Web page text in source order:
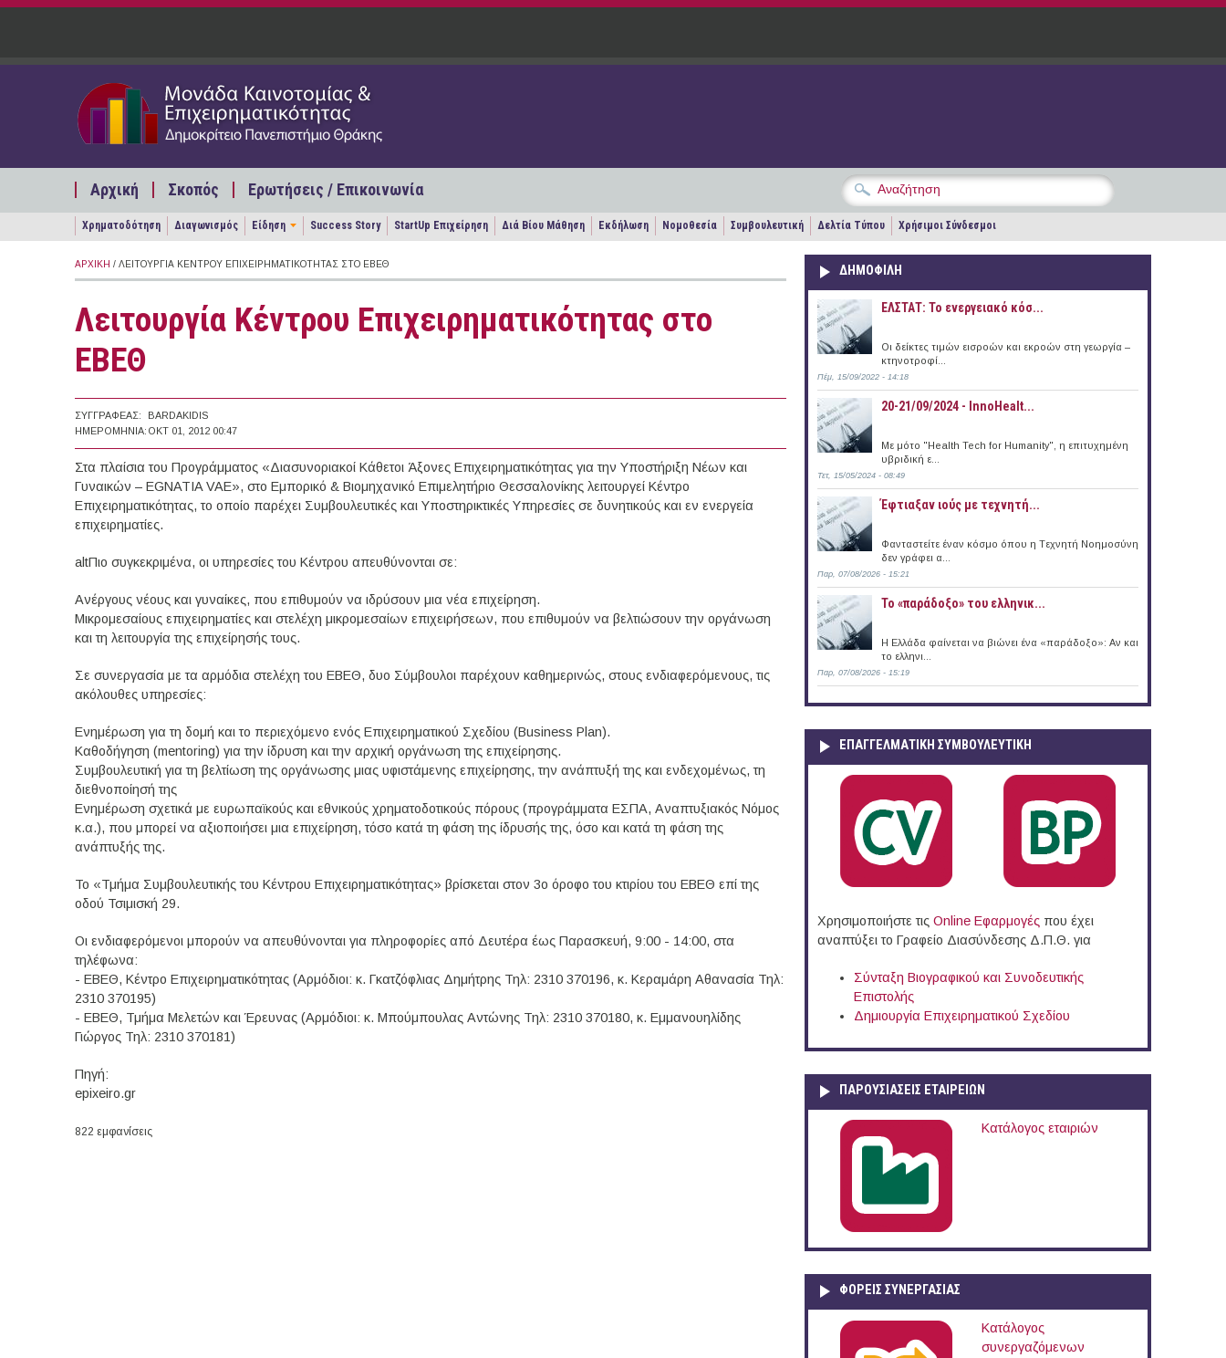
Παράκαμψη προς το κυρίως περιεχόμενο
Αρχική Σκοπός Ερωτήσεις / Επικοινωνία
Χρηματοδότηση Διαγωνισμός Είδηση Success Story StartUp Επιχείρηση Διά Βίου Μάθηση Εκδήλωση Νομοθεσία Συμβουλευτική Δελτία Τύπου Χρήσιμοι Σύνδεσμοι
ΑΡΧΙΚΉ / ΛΕΙΤΟΥΡΓΊΑ ΚΈΝΤΡΟΥ ΕΠΙΧΕΙΡΗΜΑΤΙΚΌΤΗΤΑΣ ΣΤΟ ΕΒΕΘ
Λειτουργία Κέντρου Επιχειρηματικότητας στο
ΕΒΕΘ
ΣΥΓΓΡΑΦΈΑΣ:
BARDAKIDIS
ΗΜΕΡΟΜΗΝΊΑ: ΟΚΤ 01, 2012 00:47
Στα πλαίσια του Προγράμματος «Διασυνοριακοί Κάθετοι Άξονες Επιχειρηματικότητας για την Υποστήριξη Νέων και
Γυναικών – EGNATIA VAE», στο Εμπορικό & Βιομηχανικό Επιμελητήριο Θεσσαλονίκης λειτουργεί Κέντρο
Επιχειρηματικότητας, το οποίο παρέχει Συμβουλευτικές και Υποστηρικτικές Υπηρεσίες σε δυνητικούς και εν ενεργεία
επιχειρηματίες.
altΠιο συγκεκριμένα, οι υπηρεσίες του Κέντρου απευθύνονται σε:
Ανέργους νέους και γυναίκες, που επιθυμούν να ιδρύσουν μια νέα επιχείρηση.
Μικρομεσαίους επιχειρηματίες και στελέχη μικρομεσαίων επιχειρήσεων, που επιθυμούν να βελτιώσουν την οργάνωση
και τη λειτουργία της επιχείρησής τους.
Σε συνεργασία με τα αρμόδια στελέχη του ΕΒΕΘ, δυο Σύμβουλοι παρέχουν καθημερινώς, στους ενδιαφερόμενους, τις
ακόλουθες υπηρεσίες:
Ενημέρωση για τη δομή και το περιεχόμενο ενός Επιχειρηματικού Σχεδίου (Business Plan).
Καθοδήγηση (mentoring) για την ίδρυση και την αρχική οργάνωση της επιχείρησης.
Συμβουλευτική για τη βελτίωση της οργάνωσης μιας υφιστάμενης επιχείρησης, την ανάπτυξή της και ενδεχομένως, τη
διεθνοποίησή της
Ενημέρωση σχετικά με ευρωπαϊκούς και εθνικούς χρηματοδοτικούς πόρους (προγράμματα ΕΣΠΑ, Αναπτυξιακός Νόμος
κ.α.), που μπορεί να αξιοποιήσει μια επιχείρηση, τόσο κατά τη φάση της ίδρυσής της, όσο και κατά τη φάση της
ανάπτυξής της.
Το «Τμήμα Συμβουλευτικής του Κέντρου Επιχειρηματικότητας» βρίσκεται στον 3ο όροφο του κτιρίου του ΕΒΕΘ επί της
οδού Τσιμισκή 29.
Οι ενδιαφερόμενοι μπορούν να απευθύνονται για πληροφορίες από Δευτέρα έως Παρασκευή, 9:00 - 14:00, στα
τηλέφωνα:
- ΕΒΕΘ, Κέντρο Επιχειρηματικότητας (Αρμόδιοι: κ. Γκατζόφλιας Δημήτρης Τηλ: 2310 370196, κ. Κεραμάρη Αθανασία Τηλ:
2310 370195)
- ΕΒΕΘ, Τμήμα Μελετών και Έρευνας (Αρμόδιοι: κ. Μπούμπουλας Αντώνης Τηλ: 2310 370180, κ. Εμμανουηλίδης
Γιώργος Τηλ: 2310 370181)
Πηγή:
epixeiro.gr
822 εμφανίσεις
ΔΗΜΟΦΙΛΗ
ΕΛΣΤΑΤ: Το ενεργειακό κόσ...
Οι δείκτες τιμών εισροών και εκροών στη γεωργία –
κτηνοτροφί...
Πέμ, 15/09/2022 - 14:18
20-21/09/2024 - InnoHealt...
Με μότο "Health Tech for Humanity", η επιτυχημένη
υβριδική ε...
Τετ, 15/05/2024 - 08:49
Έφτιαξαν ιούς με τεχνητή...
Φανταστείτε έναν κόσμο όπου η Tεχνητή Nοημοσύνη
δεν γράφει α...
Παρ, 07/08/2026 - 15:21
Το «παράδοξο» του ελληνικ...
Η Ελλάδα φαίνεται να βιώνει ένα «παράδοξο»: Αν και
το ελληνι...
Παρ, 07/08/2026 - 15:19
ΕΠΑΓΓΕΛΜΑΤΙΚΉ ΣΥΜΒΟΥΛΕΥΤΙΚΉ
Χρησιμοποιήστε τις Online Eφαρμογές που έχει
αναπτύξει το Γραφείο Διασύνδεσης Δ.Π.Θ. για
Σύνταξη Βιογραφικού και Συνοδευτικής
Επιστολής
Δημιουργία Επιχειρηματικού Σχεδίου
ΠΑΡΟΥΣΙΆΣΕΙΣ ΕΤΑΙΡΕΙΏΝ
Κατάλογος εταιριών
ΦΟΡΕΙΣ ΣΥΝΕΡΓΑΣΙΑΣ
Κατάλογος
συνεργαζόμενων